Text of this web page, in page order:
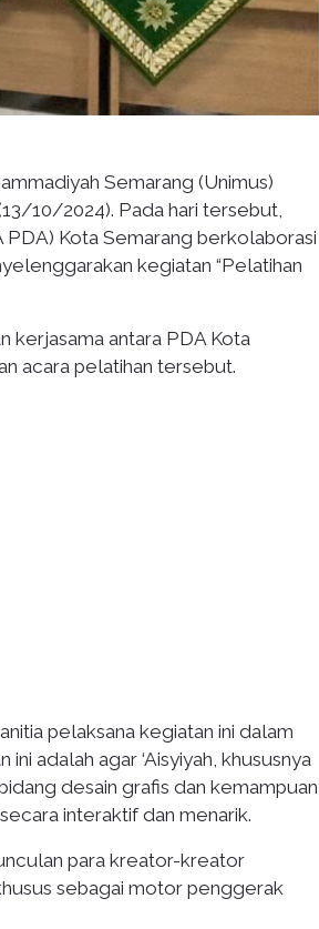
Semarang (Unimus)
10/2024). Pada hari tersebut,
PDA) Kota Semarang berkolaborasi
kegiatan “Pelatihan
kerjasama antara PDA Kota
acara pelatihan tersebut.
pelaksana kegiatan ini dalam
adalah agar ‘Aisyiyah, khususnya
desain grafis dan kemampuan
interaktif dan menarik.
para kreator-kreator
sebagai motor penggerak